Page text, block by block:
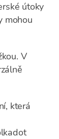
útoky
mohou
V
která